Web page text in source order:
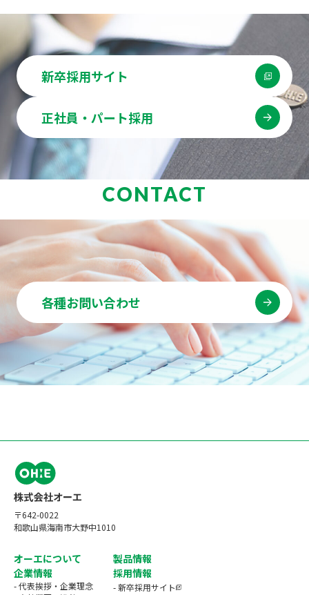
新卒採用サイト
正社員・パート採用
CONTACT
各種お問い合わせ
〒642-0022
和歌山県海南市大野中1010
オーエについて
製品情報
企業情報
- 代表挨拶・企業理念
採用情報
- 新卒採用サイト